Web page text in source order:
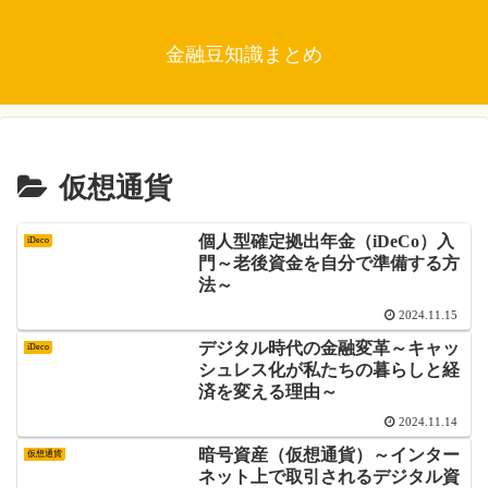
金融豆知識まとめ
仮想通貨
iDeco
個人型確定拠出年金（iDeCo）入
門～老後資金を自分で準備する方
法～
2024.11.15
iDeco
デジタル時代の金融変革～キャッ
シュレス化が私たちの暮らしと経
済を変える理由～
2024.11.14
仮想通貨
暗号資産（仮想通貨）～インター
ネット上で取引されるデジタル資